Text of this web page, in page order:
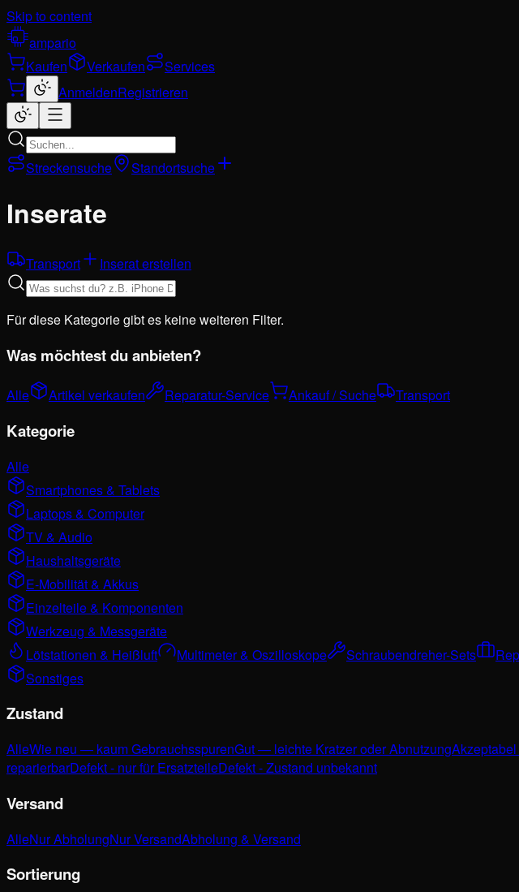
Skip to content
ampario
Kaufen
Verkaufen
Services
AnmeldenRegistrieren
Streckensuche Standortsuche
Inserate
Transport Inserat erstellen
Für diese Kategorie gibt es keine weiteren Filter.
Was möchtest du anbieten?
Alle Artikel verkaufen Reparatur-Service Ankauf / Suche Transport
Kategorie
Alle
Smartphones & Tablets
Laptops & Computer
TV & Audio
Haushaltsgeräte
E-Mobilität & Akkus
Einzelteile & Komponenten
Werkzeug & Messgeräte
Lötstationen & Heißluft
Multimeter & Oszilloskope Schraubendreher-Sets
Sonstiges
Zustand
AlleWie neu — kaum GebrauchsspurenGut — leichte Kratzer oder Abnutzung
reparierbarDefekt - nur für ErsatzteileDefekt - Zustand unbekannt
Versand
AlleNur AbholungNur VersandAbholung & Versand
Sortierung